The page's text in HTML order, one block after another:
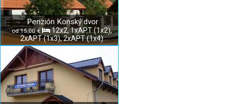
Penzión Konský dvor
od 15,00 €
12x2, 1xAPT (1x2),
2xAPT (1x3), 2xAPT (1x4)